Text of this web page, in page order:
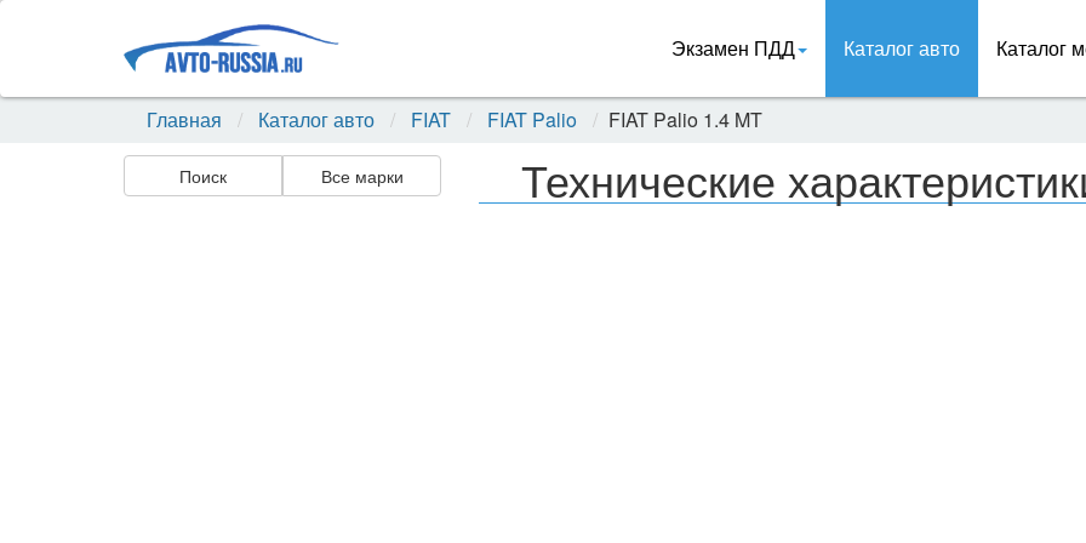
Экзамен ПДД Каталог авто Каталог
Главная Каталог авто FIAT FIAT Palio FIAT Palio 1.4 MT
Поиск Все марки Технические